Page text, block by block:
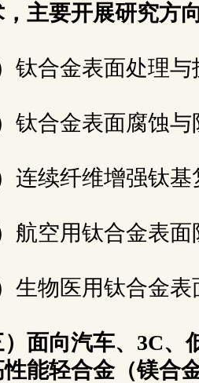
，主要开展研究方
）钛合金表面处理
）钛合金表面腐蚀
）连续纤维增强钛
）航空用钛合金表
）生物医用钛合金
）面向汽车、3C
性能轻合金（镁合